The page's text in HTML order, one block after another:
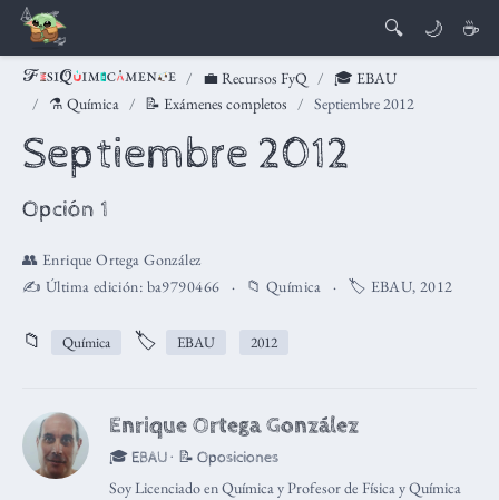
🔍 🌙 ☕
💼 Recursos FyQ
🎓 EBAU
⚗️ Química
📝 Exámenes completos Septiembre 2012
Septiembre 2012
Opción 1
👥 Enrique Ortega González
✍️ Última edición: ba9790466 📁 Química 🏷️ EBAU,2012
📁 Química 🏷️ EBAU 2012
Enrique Ortega González
🎓 EBAU · 📝 Oposiciones
Soy Licenciado en Química y Profesor de Física y Química